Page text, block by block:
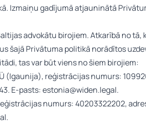
Izmaiņu gadījumā atjauninātā
advokātu birojiem. Atkarībā no
šajā Privātuma politikā norādītos
tas var būt viens no šiem birojiem:
(Igaunija), reģistrācijas numurs:
E-pasts: estonia@widen.legal.
numurs: 40203322202,